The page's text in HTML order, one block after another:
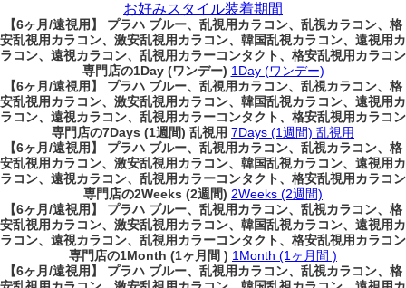
お好みスタイル装着期間
【6ヶ月/遠視用】 プラハ ブルー、乱視用カラコン、乱視カラコン、格
安乱視用カラコン、激安乱視用カラコン、韓国乱視カラコン、遠視用カ
ラコン、遠視カラコン、乱視用カラーコンタクト、格安乱視用カラコン
専門店の1Day (ワンデー) 1Day (ワンデー)
【6ヶ月/遠視用】 プラハ ブルー、乱視用カラコン、乱視カラコン、格
安乱視用カラコン、激安乱視用カラコン、韓国乱視カラコン、遠視用カ
ラコン、遠視カラコン、乱視用カラーコンタクト、格安乱視用カラコン
専門店の7Days (1週間) 乱視用 7Days (1週間) 乱視用
【6ヶ月/遠視用】 プラハ ブルー、乱視用カラコン、乱視カラコン、格
安乱視用カラコン、激安乱視用カラコン、韓国乱視カラコン、遠視用カ
ラコン、遠視カラコン、乱視用カラーコンタクト、格安乱視用カラコン
専門店の2Weeks (2週間) 2Weeks (2週間)
【6ヶ月/遠視用】 プラハ ブルー、乱視用カラコン、乱視カラコン、格
安乱視用カラコン、激安乱視用カラコン、韓国乱視カラコン、遠視用カ
ラコン、遠視カラコン、乱視用カラーコンタクト、格安乱視用カラコン
専門店の1Month (1ヶ月間 ) 1Month (1ヶ月間 )
【6ヶ月/遠視用】 プラハ ブルー、乱視用カラコン、乱視カラコン、格